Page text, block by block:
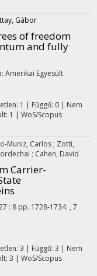
Gábor
of freedom
and fully
Amerikai Egyesült
1 | Függő: 0 | Nem
1 | WoS/Scopus
Muniz, Carlos ; Zotti,
; Cahen, David
Carrier-
: 8 pp. 1728-1734. , 7
3 | Függő: 3 | Nem
3 | WoS/Scopus